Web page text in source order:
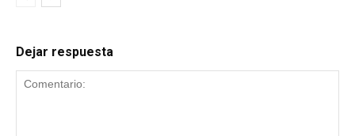
Dejar respuesta